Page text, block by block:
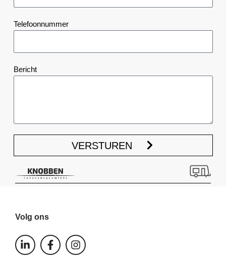
Telefoonnummer
Bericht
VERSTUREN
Volg ons
L
i
F
a
I
n